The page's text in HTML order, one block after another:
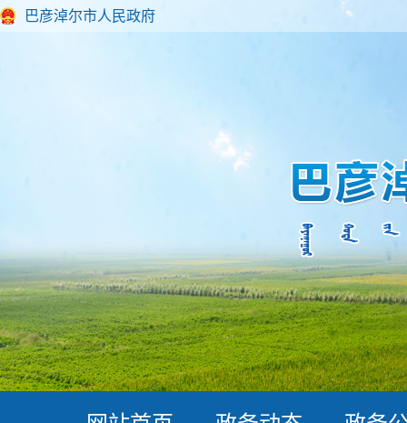
巴彦淖尔市人民政府